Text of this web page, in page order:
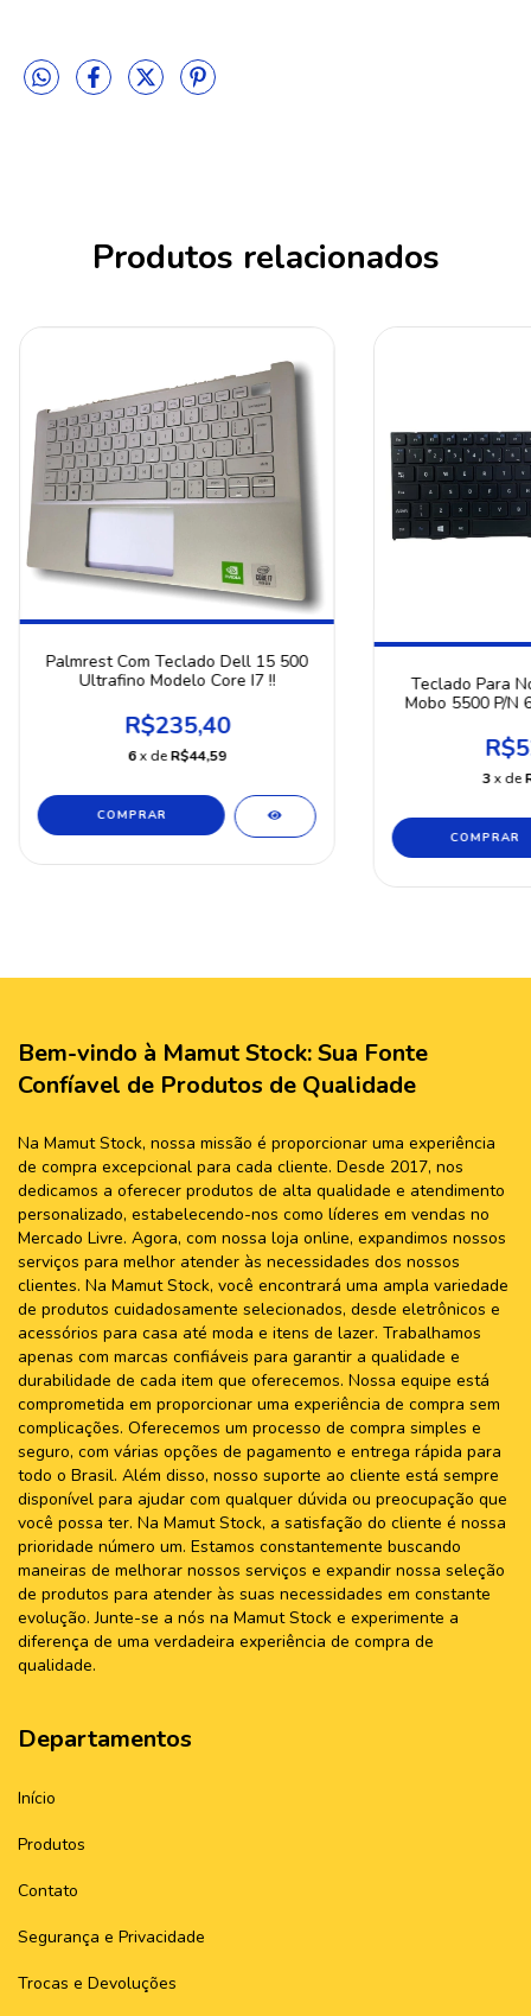
Produtos relacionados
Palmrest Com Teclado Dell 15 500
Ultrafino Modelo Core I7 !!
R$235,40
6x deR$44,59
COMPRAR
Teclado Para
Mobo 5500 P/N
3x de
COMPRAR
Bem-vindo à Mamut Stock: Sua Fonte
Confíavel de Produtos de Qualidade
Na Mamut Stock, nossa missão é proporcionar uma experiência
de compra excepcional para cada cliente. Desde 2017, nos
dedicamos a oferecer produtos de alta qualidade e atendimento
personalizado, estabelecendo-nos como líderes em vendas no
Mercado Livre. Agora, com nossa loja online, expandimos nossos
serviços para melhor atender às necessidades dos nossos
clientes. Na Mamut Stock, você encontrará uma ampla variedade
de produtos cuidadosamente selecionados, desde eletrônicos e
acessórios para casa até moda e itens de lazer. Trabalhamos
apenas com marcas confiáveis para garantir a qualidade e
durabilidade de cada item que oferecemos. Nossa equipe está
comprometida em proporcionar uma experiência de compra sem
complicações. Oferecemos um processo de compra simples e
seguro, com várias opções de pagamento e entrega rápida para
todo o Brasil. Além disso, nosso suporte ao cliente está sempre
disponível para ajudar com qualquer dúvida ou preocupação que
você possa ter. Na Mamut Stock, a satisfação do cliente é nossa
prioridade número um. Estamos constantemente buscando
maneiras de melhorar nossos serviços e expandir nossa seleção
de produtos para atender às suas necessidades em constante
evolução. Junte-se a nós na Mamut Stock e experimente a
diferença de uma verdadeira experiência de compra de
qualidade.
Departamentos
Início
Produtos
Contato
Segurança e Privacidade
Trocas e Devoluções